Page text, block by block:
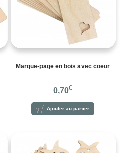
Marque-page en bois avec coeur
0,70€
Ajouter au panier